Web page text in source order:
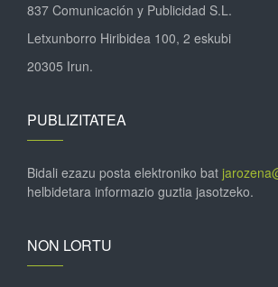
837 Comunicación y Publicidad S.L.
Letxunborro Hiribidea 100, 2 eskubi
20305 Irun.
PUBLIZITATEA
Bidali ezazu posta elektroniko bat
helbidetara informazio guztia jasotzeko.
NON LORTU